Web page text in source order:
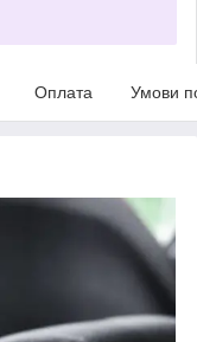
Оплата Умови